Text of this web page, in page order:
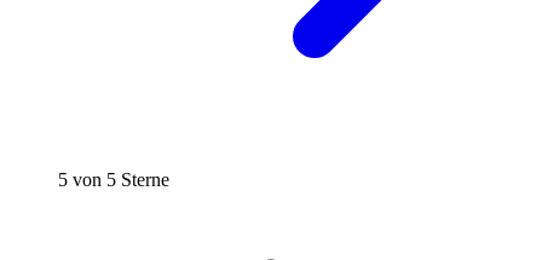
5 von 5 Sterne